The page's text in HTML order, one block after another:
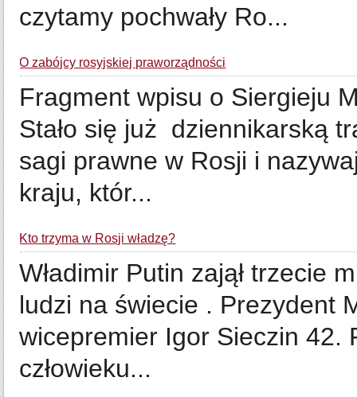
czytamy pochwały Ro...
O zabójcy rosyjskiej praworządności
Fragment wpisu o Siergieju
Stało się już dziennikarską
sagi prawne w Rosji i
kraju, któr...
Kto trzyma w Rosji władzę?
Władimir Putin zajął trzecie
ludzi na świecie . Prezydent
wicepremier Igor Sieczin 42.
człowieku...